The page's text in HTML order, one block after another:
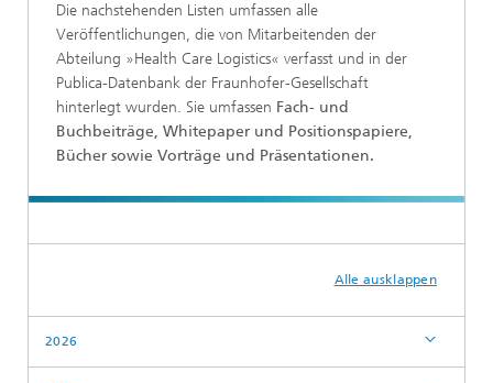
Die nachstehenden Listen umfassen alle
Veröffentlichungen, die von Mitarbeitenden der
Abteilung »Health Care Logistics« verfasst und in der
Publica-Datenbank der Fraunhofer-Gesellschaft
hinterlegt wurden. Sie umfassen Fach- und
Buchbeiträge, Whitepaper und Positionspapiere,
Bücher sowie Vorträge und Präsentationen.
Alle ausklappen
2026